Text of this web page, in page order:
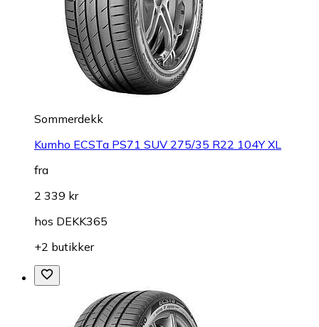
Sommerdekk
Kumho ECSTa PS71 SUV 275/35 R22 104Y XL
fra
2 339 kr
hos DEKK365
+2 butikker